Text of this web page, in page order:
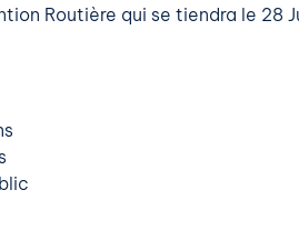
Routière qui se tiendra le 28